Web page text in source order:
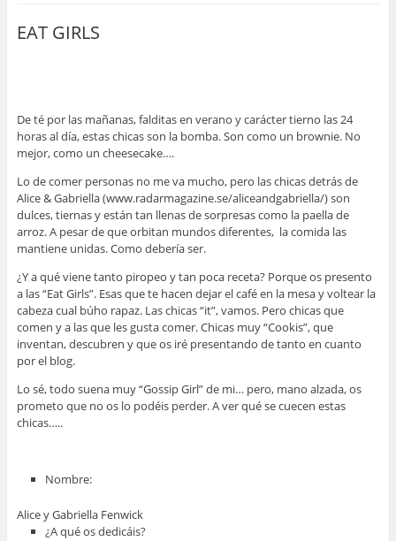
EAT GIRLS
De té por las mañanas, falditas en verano y carácter tierno las 24
horas al día, estas chicas son la bomba. Son como un brownie. No
mejor, como un cheesecake….
Lo de comer personas no me va mucho, pero las chicas detrás de
Alice & Gabriella (www.radarmagazine.se/aliceandgabriella/) son
dulces, tiernas y están tan llenas de sorpresas como la paella de
arroz. A pesar de que orbitan mundos diferentes, la comida las
mantiene unidas. Como debería ser.
¿Y a qué viene tanto piropeo y tan poca receta? Porque os presento
a las “Eat Girls”. Esas que te hacen dejar el café en la mesa y voltear la
cabeza cual búho rapaz. Las chicas “it”, vamos. Pero chicas que
comen y a las que les gusta comer. Chicas muy “Cookis”, que
inventan, descubren y que os iré presentando de tanto en cuanto
por el blog.
Lo sé, todo suena muy “Gossip Girl” de mi… pero, mano alzada, os
prometo que no os lo podéis perder. A ver qué se cuecen estas
chicas…..
Nombre:
Alice y Gabriella Fenwick
¿A qué os dedicáis?